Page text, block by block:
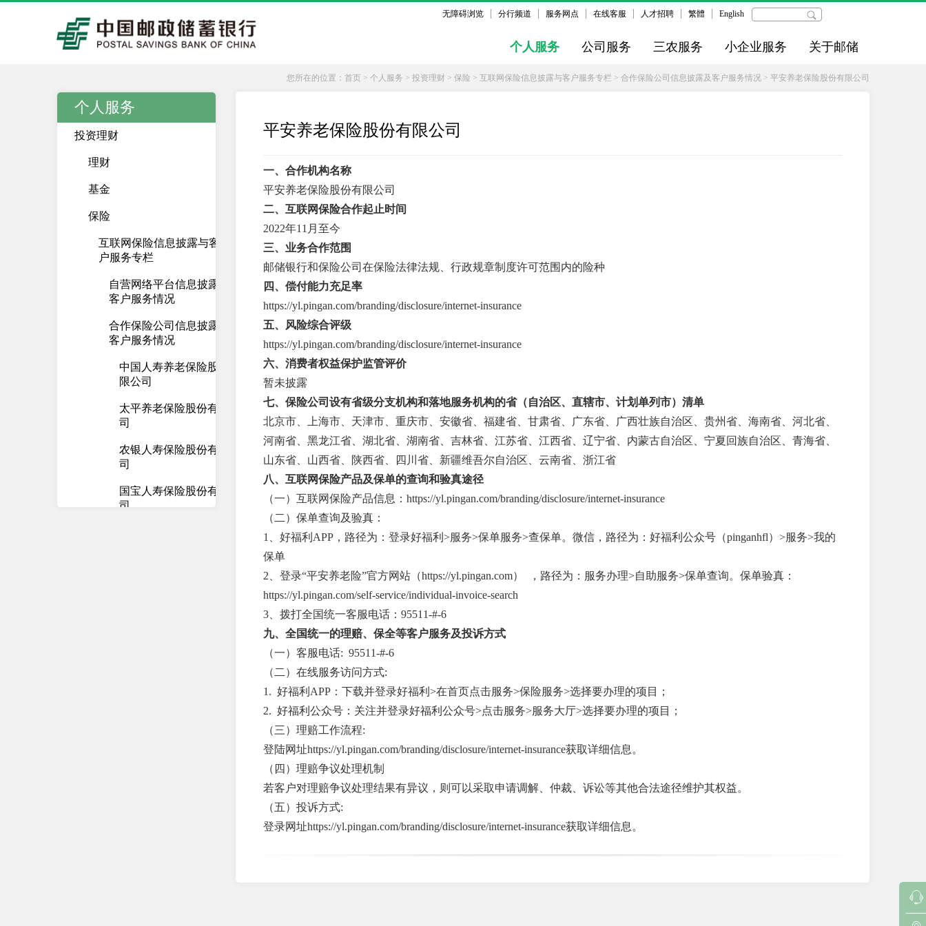
无障碍浏览 分行频道 服务网点 在线客服 人才招聘 繁體 English
个人服务 公司服务 三农服务 小企业服务 关于邮储
您所在的位置： 首页 > 个人服务 > 投资理财 > 保险 > 互联网保险信息披露与客户服务专栏 > 合作保险公司信息披露及客户服务情况 > 平安养老保险股份有限公司
个人服务
投资理财
理财
基金
保险
互联网保险信息披露与客
户服务专栏
自营网络平台信息披露及
客户服务情况
合作保险公司信息披露及
客户服务情况
中国人寿养老保险股份有
限公司
太平养老保险股份有限公
司
农银人寿保险股份有限公
司
国宝人寿保险股份有限公
司
平安养老保险股份有限公司
一、合作机构名称
平安养老保险股份有限公司
二、互联网保险合作起止时间
2022年11月至今
三、业务合作范围
邮储银行和保险公司在保险法律法规、行政规章制度许可范围内的险种
四、偿付能力充足率
https://yl.pingan.com/branding/disclosure/internet-insurance
五、风险综合评级
https://yl.pingan.com/branding/disclosure/internet-insurance
六、消费者权益保护监管评价
暂未披露
七、保险公司设有省级分支机构和落地服务机构的省（自治区、直辖市、计划单列市）清单
北京市、上海市、天津市、重庆市、安徽省、福建省、甘肃省、广东省、广西壮族自治区、贵州省、海南省、河北省、
河南省、黑龙江省、湖北省、湖南省、吉林省、江苏省、江西省、辽宁省、内蒙古自治区、宁夏回族自治区、青海省、
山东省、山西省、陕西省、四川省、新疆维吾尔自治区、云南省、浙江省
八、互联网保险产品及保单的查询和验真途径
（一）互联网保险产品信息：https://yl.pingan.com/branding/disclosure/internet-insurance
（二）保单查询及验真：
1、好福利APP，路径为：登录好福利>服务>保单服务>查保单。微信，路径为：好福利公众号（pinganhfl）>服务>我的
保单
2、登录“平安养老险”官方网站（https://yl.pingan.com） ，路径为：服务办理>自助服务>保单查询。保单验真：
https://yl.pingan.com/self-service/individual-invoice-search
3、拨打全国统一客服电话：95511-#-6
九、全国统一的理赔、保全等客户服务及投诉方式
（一）客服电话: 95511-#-6
（二）在线服务访问方式:
1. 好福利APP：下载并登录好福利>在首页点击服务>保险服务>选择要办理的项目；
2. 好福利公众号：关注并登录好福利公众号>点击服务>服务大厅>选择要办理的项目；
（三）理赔工作流程:
登陆网址https://yl.pingan.com/branding/disclosure/internet-insurance获取详细信息。
（四）理赔争议处理机制
若客户对理赔争议处理结果有异议，则可以采取申请调解、仲裁、诉讼等其他合法途径维护其权益。
（五）投诉方式:
登录网址https://yl.pingan.com/branding/disclosure/internet-insurance获取详细信息。